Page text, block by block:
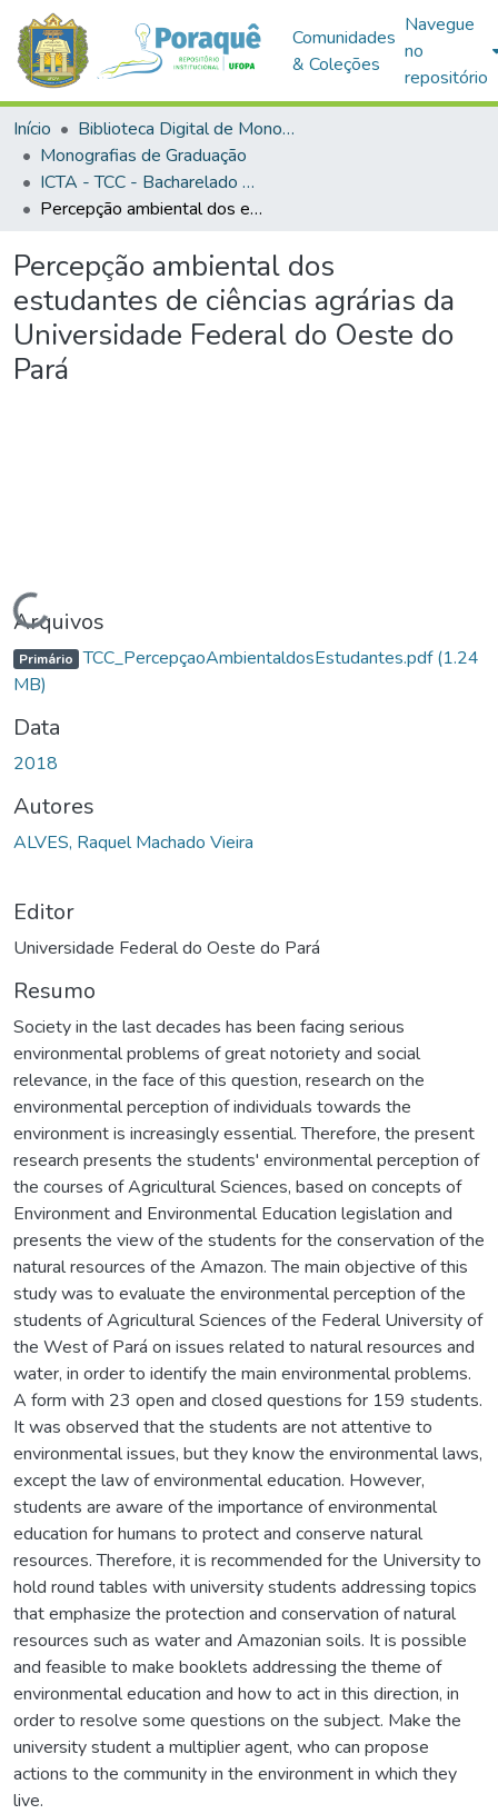
Comunidades
& Coleções
Navegue
no
repositório
Início
Biblioteca Digital de Monografias (BDM)
Monografias de Graduação
ICTA - TCC - Bacharelado em Engenharia Sanitária e Ambiental
Percepção ambiental dos estudantes de ciências agrárias da Universidade Federal do Oeste do Pará
Percepção ambiental dos
estudantes de ciências agrárias da
Universidade Federal do Oeste do
Pará
Carregando...
Arquivos
Primário TCC_PercepçaoAmbientaldosEstudantes.pdf(1.24
MB)
Data
2018
Autores
ALVES, Raquel Machado Vieira
Editor
Universidade Federal do Oeste do Pará
Resumo
Society in the last decades has been facing serious
environmental problems of great notoriety and social
relevance, in the face of this question, research on the
environmental perception of individuals towards the
environment is increasingly essential. Therefore, the present
research presents the students' environmental perception of
the courses of Agricultural Sciences, based on concepts of
Environment and Environmental Education legislation and
presents the view of the students for the conservation of the
natural resources of the Amazon. The main objective of this
study was to evaluate the environmental perception of the
students of Agricultural Sciences of the Federal University of
the West of Pará on issues related to natural resources and
water, in order to identify the main environmental problems.
A form with 23 open and closed questions for 159 students.
It was observed that the students are not attentive to
environmental issues, but they know the environmental laws,
except the law of environmental education. However,
students are aware of the importance of environmental
education for humans to protect and conserve natural
resources. Therefore, it is recommended for the University to
hold round tables with university students addressing topics
that emphasize the protection and conservation of natural
resources such as water and Amazonian soils. It is possible
and feasible to make booklets addressing the theme of
environmental education and how to act in this direction, in
order to resolve some questions on the subject. Make the
university student a multiplier agent, who can propose
actions to the community in the environment in which they
live.